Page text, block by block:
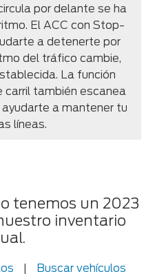
por delante se ha
El ACC con Stop-
a detenerte por
del tráfico cambie,
La función
también escanea
a mantener tu
líneas.
tenemos un 2023
inventario
Buscar vehículos